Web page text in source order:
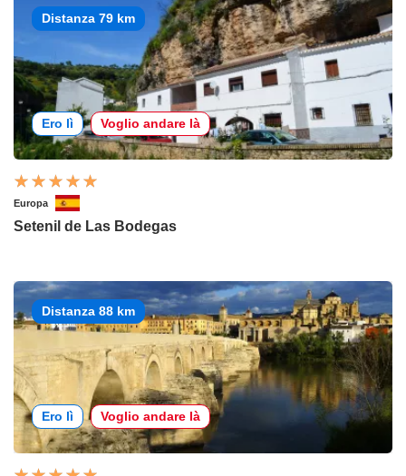
Distanza 79 km
Ero lì Voglio andare là
Europa
Setenil de Las Bodegas
Distanza 88 km
Ero lì Voglio andare là